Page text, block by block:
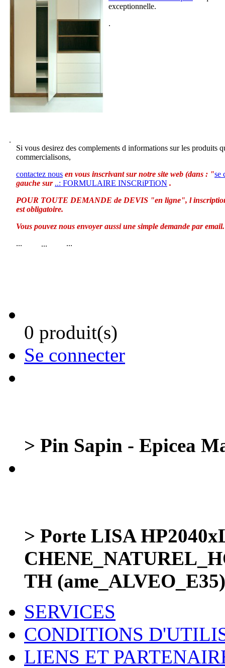
exceptionnelle.
.
.
Si vous desirez des complements d informations sur les produits
commercialisons,
contactez nous en vous inscrivant sur notre site web (dans : "se
gauche sur ..: FORMULAIRE INSCRiPTiON .
POUR TOUTE DEMANDE de DEVIS "en ligne", l
est obligatoire.
Vous pouvez nous envoyer aussi une simple demande par email.
...
... ...
0 produit(s)
Se connecter
> Pin Sapin - Epicea
> Porte LISA
TH
SERVICES
CONDITIONS
LIENS ET